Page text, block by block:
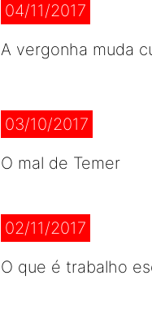
04/11/2017
A vergonha muda
03/10/2017
O mal de Temer
02/11/2017
O que é trabalho